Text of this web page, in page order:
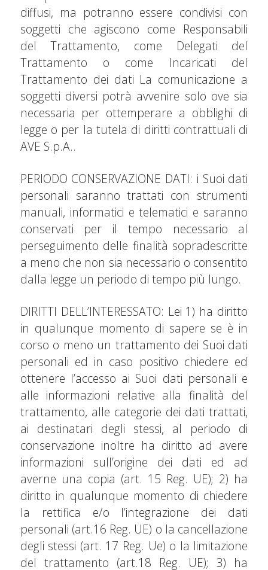
diffusi, ma potranno essere condivisi con
soggetti che agiscono come Responsabili
del Trattamento, come Delegati del
Trattamento o come Incaricati del
Trattamento dei dati La comunicazione a
soggetti diversi potrà avvenire solo ove sia
necessaria per ottemperare a obblighi di
legge o per la tutela di diritti contrattuali di
AVE S.p.A..
PERIODO CONSERVAZIONE DATI: i Suoi dati
personali saranno trattati con strumenti
manuali, informatici e telematici e saranno
conservati per il tempo necessario al
perseguimento delle finalità sopradescritte
a meno che non sia necessario o consentito
dalla legge un periodo di tempo più lungo.
DIRITTI DELL’INTERESSATO: Lei 1) ha diritto
in qualunque momento di sapere se è in
corso o meno un trattamento dei Suoi dati
personali ed in caso positivo chiedere ed
ottenere l’accesso ai Suoi dati personali e
alle informazioni relative alla finalità del
trattamento, alle categorie dei dati trattati,
ai destinatari degli stessi, al periodo di
conservazione inoltre ha diritto ad avere
informazioni sull’origine dei dati ed ad
averne una copia (art. 15 Reg. UE); 2) ha
diritto in qualunque momento di chiedere
la rettifica e/o l’integrazione dei dati
personali (art.16 Reg. UE) o la cancellazione
degli stessi (art. 17 Reg. Ue) o la limitazione
del trattamento (art.18 Reg. UE); 3) ha